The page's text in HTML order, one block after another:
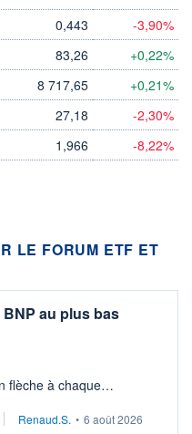
0,443 -3,90%
83,26 +0,22%
8 717,65 +0,21%
27,18 -2,30%
1,966 -8,22%
LE FORUM ETF ET
BNP au plus bas
flèche à chaque
pour sa retraite.
Renaud.S. • 6 août 2026